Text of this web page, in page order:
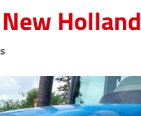
Holland